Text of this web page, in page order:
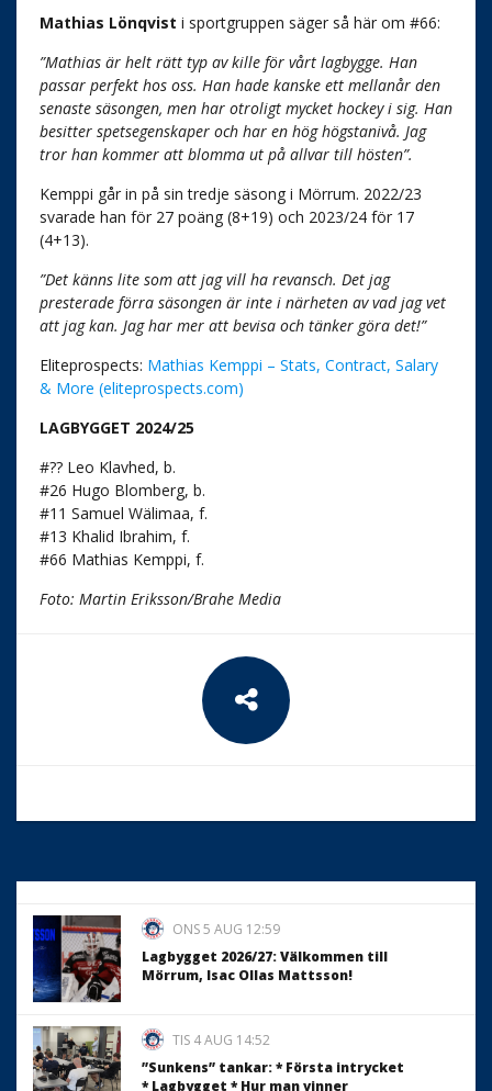
Mathias Lönqvist i sportgruppen säger så här om #66:
”Mathias är helt rätt typ av kille för vårt lagbygge. Han
passar perfekt hos oss. Han hade kanske ett mellanår den
senaste säsongen, men har otroligt mycket hockey i sig. Han
besitter spetsegenskaper och har en hög högstanivå. Jag
tror han kommer att blomma ut på allvar till hösten”.
Kemppi går in på sin tredje säsong i Mörrum. 2022/23
svarade han för 27 poäng (8+19) och 2023/24 för 17
(4+13).
”Det känns lite som att jag vill ha revansch. Det jag
presterade förra säsongen är inte i närheten av vad jag vet
att jag kan. Jag har mer att bevisa och tänker göra det!”
Eliteprospects: Mathias Kemppi – Stats, Contract, Salary
& More (eliteprospects.com)
LAGBYGGET 2024/25
#?? Leo Klavhed, b.
#26 Hugo Blomberg, b.
#11 Samuel Wälimaa, f.
#13 Khalid Ibrahim, f.
#66 Mathias Kemppi, f.
Foto: Martin Eriksson/Brahe Media
ONS 5 AUG 12:59
Lagbygget 2026/27: Välkommen till
Mörrum, Isac Ollas Mattsson!
TIS 4 AUG 14:52
”Sunkens” tankar: * Första intrycket
* Lagbygget * Hur man vinner